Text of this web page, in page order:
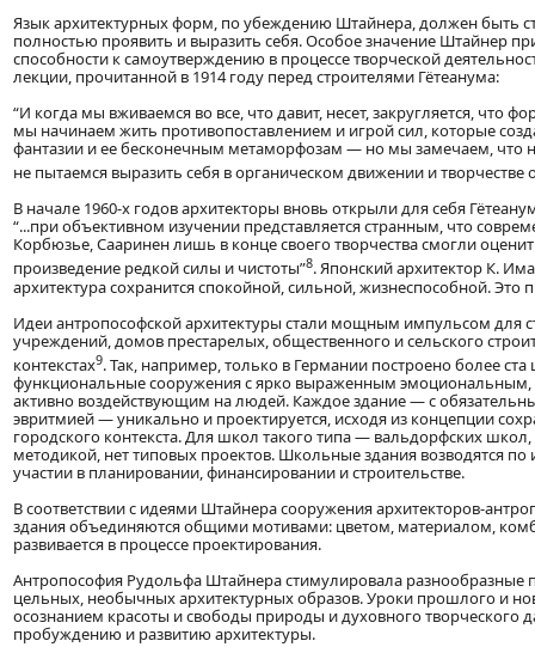
Язык архитектурных форм, по убеждению Штайнера, должен быть
полностью проявить и выразить себя. Особое значение Штайнер
способности к самоутверждению в процессе творческой
лекции, прочитанной в 1914 году перед строителями Гётеанума:
“И когда мы вживаемся во все, что давит, несет, закругляется, что
мы начинаем жить противопоставлением и игрой сил, которые
фантазии и ее бесконечным метаморфозам — но мы замечаем, что
не пытаемся выразить себя в органическом движении и
В начале 1960-х годов архитекторы вновь открыли для себя
“...при объективном изучении представляется странным, что
Корбюзье, Сааринен лишь в конце своего творчества смогли
произведение редкой силы и чистоты”8. Японский архитектор К.
архитектура сохранится спокойной, сильной, жизнеспособной.
Идеи антропософской архитектуры стали мощным импульсом для
учреждений, домов престарелых, общественного и сельского
контекстах9. Так, например, только в Германии построено более
функциональные сооружения с ярко выраженным
активно воздействующим на людей. Каждое здание — с
эвритмией — уникально и проектируется, исходя из концепции
городского контекста. Для школ такого типа — вальдорфских
методикой, нет типовых проектов. Школьные здания возводятся
участии в планировании, финансировании и строительстве.
В соответствии с идеями Штайнера сооружения архитекторов-
здания объединяются общими мотивами: цветом, материалом,
развивается в процессе проектирования.
Антропософия Рудольфа Штайнера стимулировала разнообразные
цельных, необычных архитектурных образов. Уроки прошлого и
осознанием красоты и свободы природы и духовного творческого
пробуждению и развитию архитектуры.